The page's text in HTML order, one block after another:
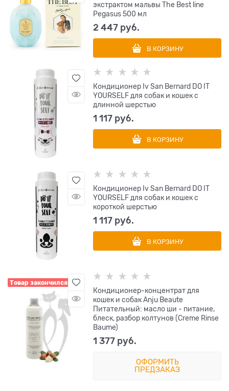
экстрактом мальвы The Best line
Pegasus 500 мл
2 447 руб.
В КОРЗИНУ
Кондиционер Iv San Bernard DO IT
YOURSELF для собак и кошек с
длинной шерстью
1 117 руб.
В КОРЗИНУ
Кондиционер Iv San Bernard DO IT
YOURSELF для собак и кошек с
короткой шерстью
1 117 руб.
В КОРЗИНУ
Товар закончился
Кондиционер-концентрат для
кошек и собак Anju Beaute
Питательный: масло ши - питание,
блеск, разбор колтунов (Creme Rinse
Baume)
1 377 руб.
ОФОРМИТЬ
ПРЕДЗАКАЗ